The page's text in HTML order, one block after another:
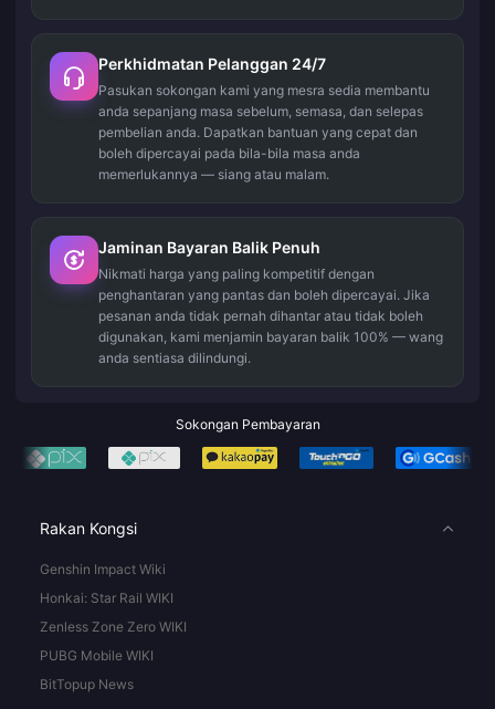
Perkhidmatan Pelanggan 24/7
Pasukan sokongan kami yang mesra sedia membantu
anda sepanjang masa sebelum, semasa, dan selepas
pembelian anda. Dapatkan bantuan yang cepat dan
boleh dipercayai pada bila-bila masa anda
memerlukannya — siang atau malam.
Jaminan Bayaran Balik Penuh
Nikmati harga yang paling kompetitif dengan
penghantaran yang pantas dan boleh dipercayai. Jika
pesanan anda tidak pernah dihantar atau tidak boleh
digunakan, kami menjamin bayaran balik 100% — wang
anda sentiasa dilindungi.
Sokongan Pembayaran
Rakan Kongsi
Genshin Impact Wiki
Honkai: Star Rail WIKI
Zenless Zone Zero WIKI
PUBG Mobile WIKI
BitTopup News